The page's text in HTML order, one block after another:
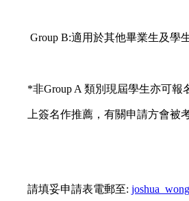
Group B:適用於其他畢業生及學生
*非Group A 類別現屆學生亦可報
上簽名作推薦，有關申請方會被考
請填妥申請表電郵至: